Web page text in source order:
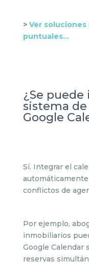
> Ver
puntuales…
¿Se
sistema de
Google
Sí. Integrar el
conflictos de
Por ejemplo,
inmobiliarios
Google Calendar
reservas